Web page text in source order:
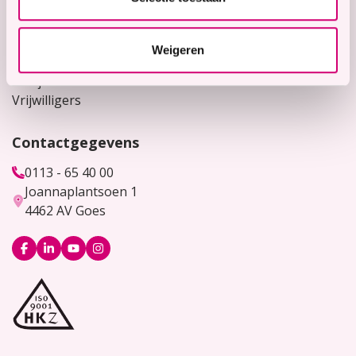
Weigeren
Voor verwijzers
Bekijk hier onze vacatures
Vrijwilligers
Contactgegevens
0113 - 65 40 00
Joannaplantsoen 1
4462 AV Goes
Logo
Facebook
Logo
LinkedIn
LogoLogo